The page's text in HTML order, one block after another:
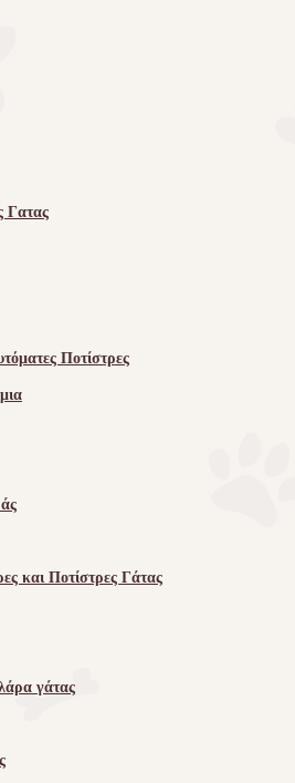
Γατας
Ποτίστρες
και Ποτίστρες Γάτας
γάτας